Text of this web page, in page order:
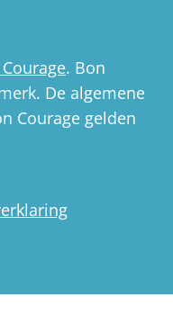
. Bon
De algemene
Courage gelden